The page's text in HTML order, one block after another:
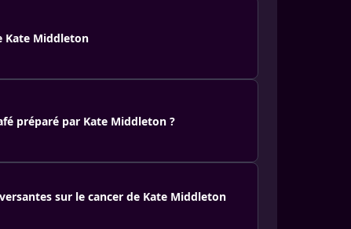
Kate Middleton
préparé par Kate Middleton ?
sur le cancer de Kate Middleton